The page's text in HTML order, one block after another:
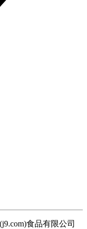
食品有限公司